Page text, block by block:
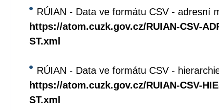
RÚIAN - Data ve formátu CSV - adresní
https://atom.cuzk.gov.cz/RUIAN-CSV-
ST.xml
RÚIAN - Data ve formátu CSV -
https://atom.cuzk.gov.cz/RUIAN-CSV-
ST.xml